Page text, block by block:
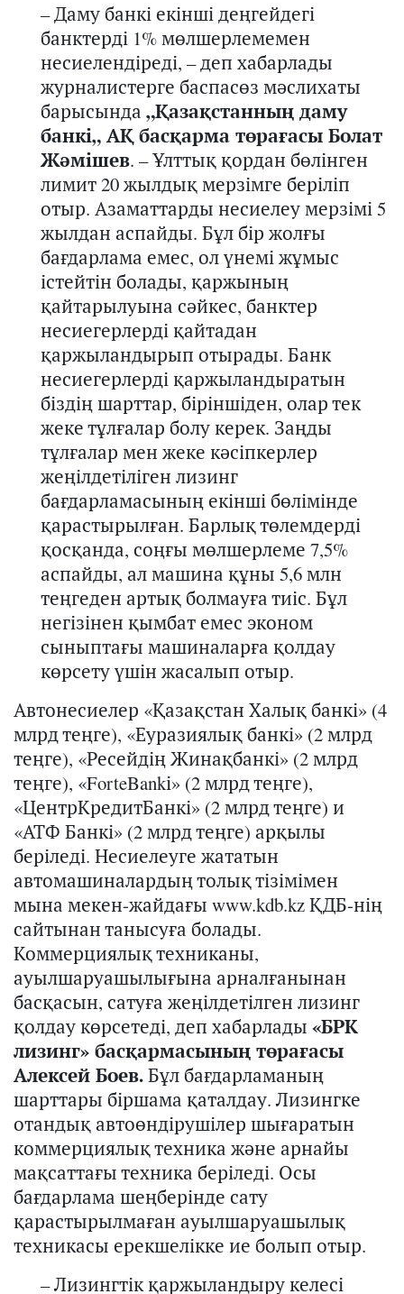
– Даму банкі екінші деңгейдегі
банктерді 1% мөлшерлемемен
несиелендіреді, – деп хабарлады
журналистерге баспасөз мәслихаты
барысында „Қазақстанның даму
банкі„ АҚ басқарма төрағасы Болат
Жәмішев. – Ұлттық қордан бөлінген
лимит 20 жылдық мерзімге беріліп
отыр. Азаматтарды несиелеу мерзімі 5
жылдан аспайды. Бұл бір жолғы
бағдарлама емес, ол үнемі жұмыс
істейтін болады, қаржының
қайтарылуына сәйкес, банктер
несиегерлерді қайтадан
қаржыландырып отырады. Банк
несиегерлерді қаржыландыратын
біздің шарттар, біріншіден, олар тек
жеке тұлғалар болу керек. Заңды
тұлғалар мен жеке кәсіпкерлер
жеңілдетіліген лизинг
бағдарламасының екінші бөлімінде
қарастырылған. Барлық төлемдерді
қосқанда, соңғы мөлшерлеме 7,5%
аспайды, ал машина құны 5,6 млн
теңгеден артық болмауға тиіс. Бұл
негізінен қымбат емес эконом
сыныптағы машиналарға қолдау
көрсету үшін жасалып отыр.
Автонесиелер «Қазақстан Халық банкі» (4
млрд теңге), «Еуразиялық банкі» (2 млрд
теңге), «Ресейдің Жинақбанкі» (2 млрд
теңге), «ForteBankі» (2 млрд теңге),
«ЦентрКредитБанкі» (2 млрд теңге) и
«АТФ Банкі» (2 млрд теңге) арқылы
беріледі. Несиелеуге жататын
автомашиналардың толық тізімімен
мына мекен-жайдағы www.kdb.kz ҚДБ-нің
сайтынан танысуға болады.
Коммерциялық техниканы,
ауылшаруашылығына арналғанынан
басқасын, сатуға жеңілдетілген лизинг
қолдау көрсетеді, деп хабарлады «БРК
лизинг» басқармасының төрағасы
Алексей Боев.Бұл бағдарламаның
шарттары біршама қаталдау. Лизингке
отандық автоөндірушілер шығаратын
коммерциялық техника және арнайы
мақсаттағы техника беріледі. Осы
бағдарлама шеңберінде сату
қарастырылмаған ауылшаруашылық
техникасы ерекшелікке ие болып отыр.
– Лизингтік қаржыландыру келесі